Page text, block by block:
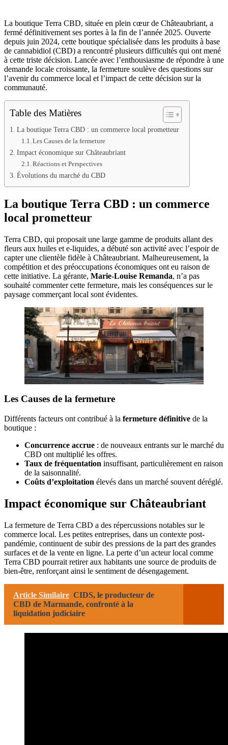
La boutique Terra CBD, située en plein cœur de Châteaubriant, a
fermé définitivement ses portes à la fin de l’année 2025. Ouverte
depuis juin 2024, cette boutique spécialisée dans les produits à base
de cannabidiol (CBD) a rencontré plusieurs difficultés qui ont mené
à cette triste décision. Lancée avec l’enthousiasme de répondre à une
demande locale croissante, la fermeture soulève des questions sur
l’avenir du commerce local et l’impact de cette décision sur la
communauté.
Table des Matières
La boutique Terra CBD : un commerce local prometteur
Les Causes de la fermeture
Impact économique sur Châteaubriant
Réactions et Perspectives
Évolutions du marché du CBD
La boutique Terra CBD : un commerce
local prometteur
Terra CBD, qui proposait une large gamme de produits allant des
fleurs aux huiles et e-liquides, a débuté son activité avec l’espoir de
capter une clientèle fidèle à Châteaubriant. Malheureusement, la
compétition et des préoccupations économiques ont eu raison de
cette initiative. La gérante, Marie-Louise Remanda, n’a pas
souhaité commenter cette fermeture, mais les conséquences sur le
paysage commerçant local sont évidentes.
Les Causes de la fermeture
Différents facteurs ont contribué à la fermeture définitive de la
boutique :
Concurrence accrue : de nouveaux entrants sur le marché du
CBD ont multiplié les offres.
Taux de fréquentation insuffisant, particulièrement en raison
de la saisonnalité.
Coûts d’exploitation élevés dans un marché souvent déréglé.
Impact économique sur Châteaubriant
La fermeture de Terra CBD a des répercussions notables sur le
commerce local. Les petites entreprises, dans un contexte post-
pandémie, continuent de subir des pressions de la part des grandes
surfaces et de la vente en ligne. La perte d’un acteur local comme
Terra CBD pourrait retirer aux habitants une source de produits de
bien-être, renforçant ainsi le sentiment de désengagement.
Article Similaire CIDS, le producteur de
CBD de Marmande, confronté à la
liquidation judiciaire